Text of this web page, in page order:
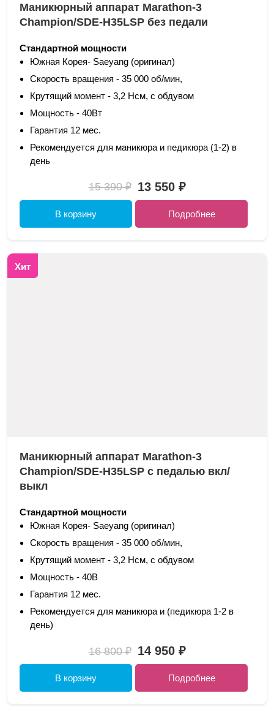
Маникюрный аппарат Marathon-3
Champion/SDE-H35LSP без педали
Стандартной мощности
Южная Корея- Saeyang (оригинал)
Скорость вращения - 35 000 об/мин,
Крутящий момент - 3,2 Нсм, с обдувом
Мощность - 40Вт
Гарантия 12 мес.
Рекомендуется для маникюра и педикюра (1-2) в
день
15 390 ₽ 13 550 ₽
В корзину Подробнее
Хит
Маникюрный аппарат Marathon-3
Champion/SDE-H35LSP с педалью вкл/
выкл
Стандартной мощности
Южная Корея- Saeyang (оригинал)
Скорость вращения - 35 000 об/мин,
Крутящий момент - 3,2 Нсм, с обдувом
Мощность - 40В
Гарантия 12 мес.
Рекомендуется для маникюра и (педикюра 1-2 в
день)
16 800 ₽ 14 950 ₽
В корзину Подробнее